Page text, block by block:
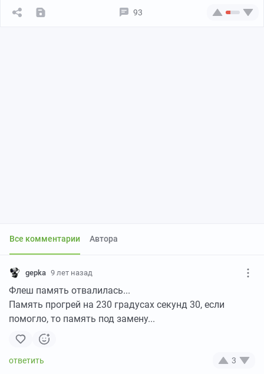
93
Все комментарии Автора
gepka 9 лет назад
Флеш память отвалилась...
Память прогрей на 230 градусах секунд 30, если
помогло, то память под замену...
3